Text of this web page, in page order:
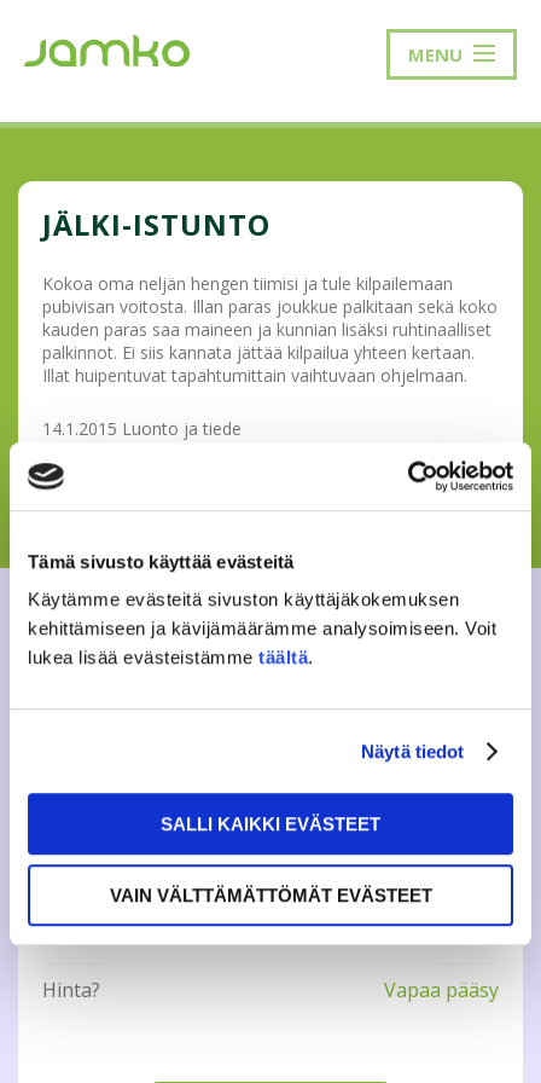
Tämä sivusto käyttää evästeitä
Käytämme evästeitä sivuston käyttäjäkokemuksen
kehittämiseen ja kävijämäärämme analysoimiseen. Voit
lukea lisää evästeistämme täältä.
Näytä tiedot
SALLI KAIKKI EVÄSTEET
VAIN VÄLTTÄMÄTTÖMÄT EVÄSTEET
MENU
JÄLKI-ISTUNTO
Kokoa oma neljän hengen tiimisi ja tule kilpailemaan
pubivisan voitosta. Illan paras joukkue palkitaan sekä koko
kauden paras saa maineen ja kunnian lisäksi ruhtinaalliset
palkinnot. Ei siis kannata jättää kilpailua yhteen kertaan.
Illat huipentuvat tapahtumittain vaihtuvaan ohjelmaan.
14.1.2015 Luonto ja tiede
4.3.2015 Maantieto
1.4.2015 Ruoka ja juoma
Lisätietoja: vapaa-aika(a)jamko.fi
Tweet
Keskiviikkona
14.1.2015
19:00
Hinta?
Vapaa pääsy